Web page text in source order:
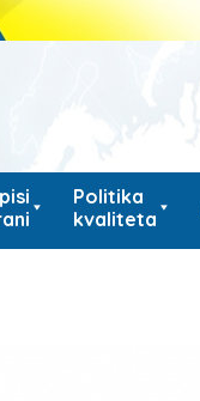
Politika
kvaliteta